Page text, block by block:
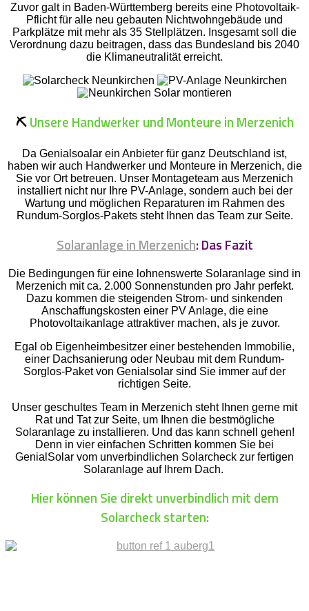
Zuvor galt in Baden-Württemberg bereits eine Photovoltaik-
Pflicht für alle neu gebauten Nichtwohngebäude und
Parkplätze mit mehr als 35 Stellplätzen. Insgesamt soll die
Verordnung dazu beitragen, dass das Bundesland bis 2040
die Klimaneutralität erreicht.
⛏️Unsere Handwerker und Monteure in Merzenich
Da Genialsoalar ein Anbieter für ganz Deutschland ist,
haben wir auch Handwerker und Monteure in Merzenich, die
Sie vor Ort betreuen. Unser Montageteam aus Merzenich
installiert nicht nur Ihre PV-Anlage, sondern auch bei der
Wartung und möglichen Reparaturen im Rahmen des
Rundum-Sorglos-Pakets steht Ihnen das Team zur Seite.
Solaranlage in Merzenich: Das Fazit
Die Bedingungen für eine lohnenswerte Solaranlage sind in
Merzenich mit ca. 2.000 Sonnenstunden pro Jahr perfekt.
Dazu kommen die steigenden Strom- und sinkenden
Anschaffungskosten einer PV Anlage, die eine
Photovoltaikanlage attraktiver machen, als je zuvor.
Egal ob Eigenheimbesitzer einer bestehenden Immobilie,
einer Dachsanierung oder Neubau mit dem Rundum-
Sorglos-Paket von Genialsolar sind Sie immer auf der
richtigen Seite.
Unser geschultes Team in Merzenich steht Ihnen gerne mit
Rat und Tat zur Seite, um Ihnen die bestmögliche
Solaranlage zu installieren. Und das kann schnell gehen!
Denn in vier einfachen Schritten kommen Sie bei
GenialSolar vom unverbindlichen Solarcheck zur fertigen
Solaranlage auf Ihrem Dach.
Hier können Sie direkt unverbindlich mit dem
Solarcheck starten: